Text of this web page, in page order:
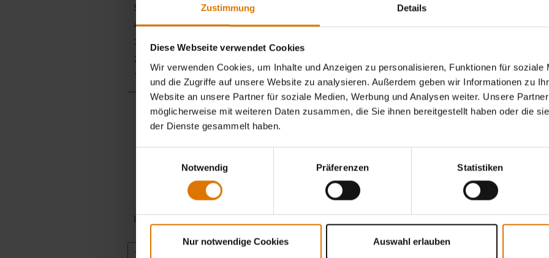
Zustimmung Details
Diese Webseite verwendet Cookies
Wir verwenden Cookies, um Inhalte und Anzeigen zu personalisieren, Funktionen für soziale
und die Zugriffe auf unsere Website zu analysieren. Außerdem geben wir Informationen zu
Website an unsere Partner für soziale Medien, Werbung und Analysen weiter. Unsere
möglicherweise mit weiteren Daten zusammen, die Sie ihnen bereitgestellt haben oder die
der Dienste gesammelt haben.
Notwendig
Präferenzen Statistiken
Nur notwendige Cookies Auswahl erlauben